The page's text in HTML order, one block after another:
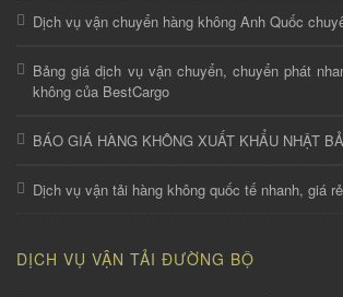
Dịch vụ vận chuyển hàng không Anh Quốc
Bảng giá dịch vụ vận chuyển, chuyển phát
không của BestCargo
BÁO GIÁ HÀNG KHÔNG XUẤT KHẨU NHẬT
Dịch vụ vận tải hàng không quốc tế nhanh, giá
DỊCH VỤ VẬN TẢI ĐƯỜNG BỘ